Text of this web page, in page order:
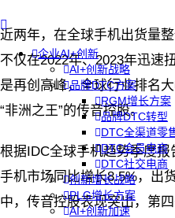
企业AI+创新
AI+创新战略
品牌DTC方案
RGM增长方案
品牌DTC转型
DTC全渠道零
DTC会员电商
DTC社交电商
创新增长战略
PLG增长方案
AI+创新加速
近两年，在全球手机出货量
不仅在2022年、2023年迅速
是再创高峰，全球行业排名
“非洲之王”的传音控股。
根据IDC全球手机趋势季度
手机市场同比增长8.5%，出
中，传音控股表现突出，第